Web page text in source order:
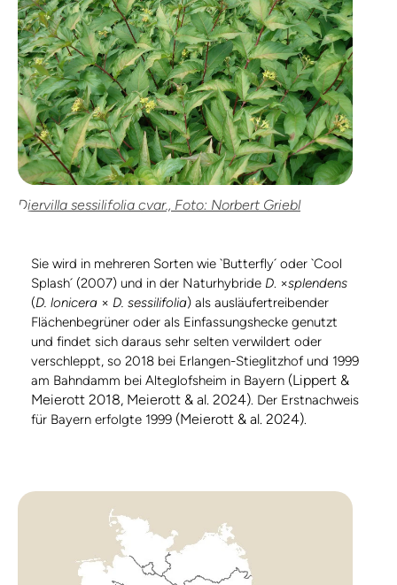
Diervilla sessilifolia cvar., Foto: Norbert Griebl
Sie wird in mehreren Sorten wie `Butterfly´ oder `Cool
Splash´ (2007) und in der Naturhybride D. ×splendens
(D. lonicera × D. sessilifolia) als ausläufertreibender
Flächenbegrüner oder als Einfassungshecke genutzt
und findet sich daraus sehr selten verwildert oder
verschleppt, so 2018 bei Erlangen-Stieglitzhof und 1999
am Bahndamm bei Alteglofsheim in Bayern (Lippert &
Meierott 2018, Meierott & al. 2024). Der Erstnachweis
für Bayern erfolgte 1999 (Meierott & al. 2024).